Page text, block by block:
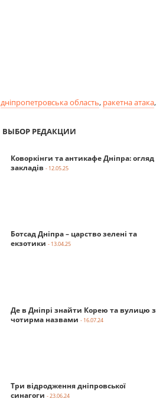
дніпропетровська область, ракетна атака,
ВЫБОР РЕДАКЦИИ
Коворкінги та антикафе Дніпра: огляд
закладів - 12.05.25
Ботсад Дніпра – царство зелені та
екзотики - 13.04.25
Де в Дніпрі знайти Корею та вулицю з
чотирма назвами - 16.07.24
Три відродження дніпровської
синагоги - 23.06.24